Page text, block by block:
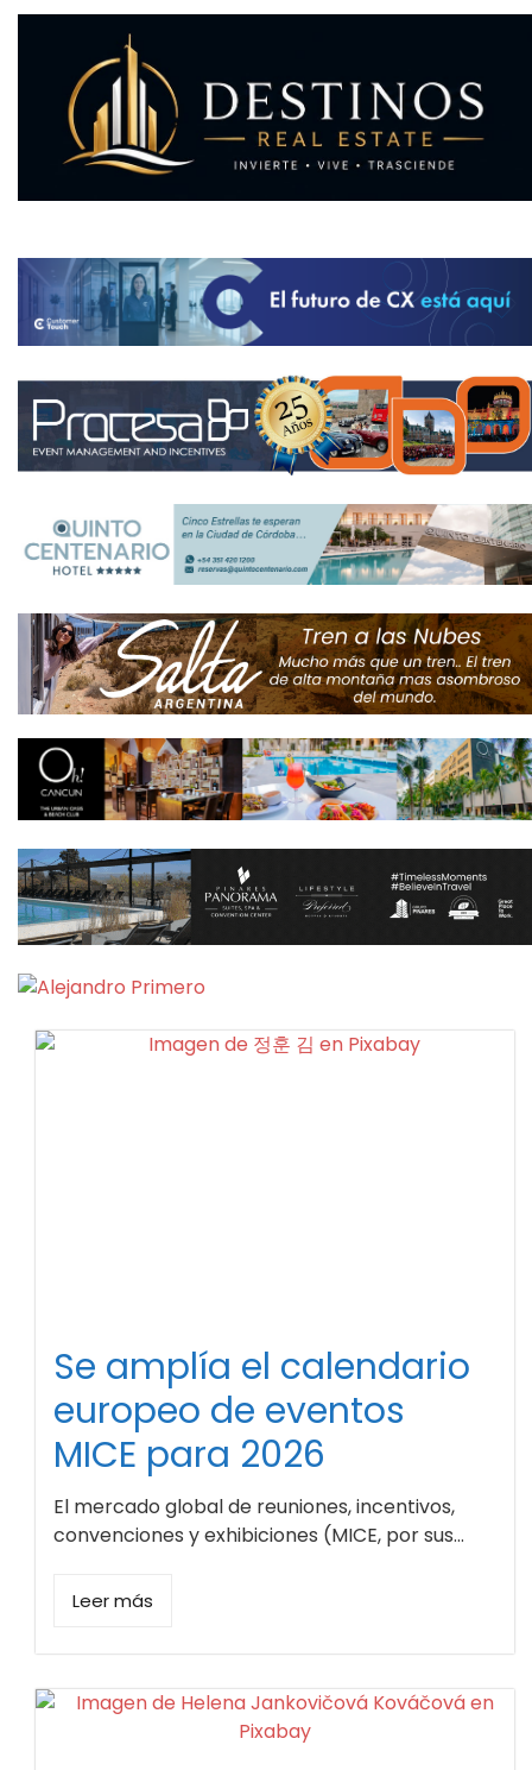
Se amplía el calendario
europeo de eventos
MICE para 2026
El mercado global de reuniones, incentivos,
convenciones y exhibiciones (MICE, por sus...
Leer más